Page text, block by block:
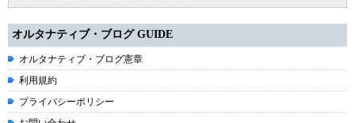
オルタナティブ・ブログ GUIDE
オルタナティブ・ブログ憲章
利用規約
プライバシーポリシー